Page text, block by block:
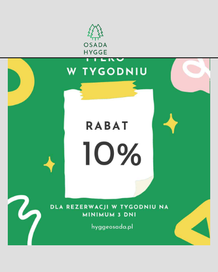
Promocja - 10% taniej